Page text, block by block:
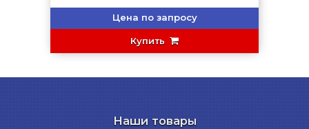
Цена по запросу
Купить
Наши товары